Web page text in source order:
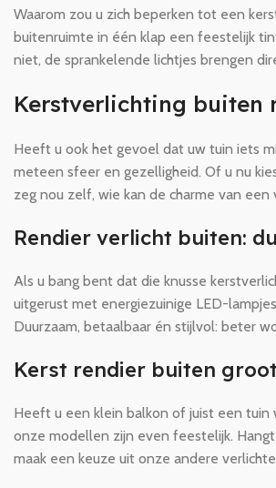
Waarom zou u zich beperken tot een
buitenruimte in één klap een feestelijk
niet, de sprankelende lichtjes brengen
Kerstverlichting buiten
Heeft u ook het gevoel dat uw tuin iets
meteen sfeer en gezelligheid. Of u nu
zeg nou zelf, wie kan de charme van
Rendier verlicht buiten:
Als u bang bent dat die knusse
uitgerust met energiezuinige LED-
Duurzaam, betaalbaar én stijlvol: beter
Kerst rendier buiten
Heeft u een klein balkon of juist een tuin
onze modellen zijn even feestelijk.
maak een keuze uit onze andere